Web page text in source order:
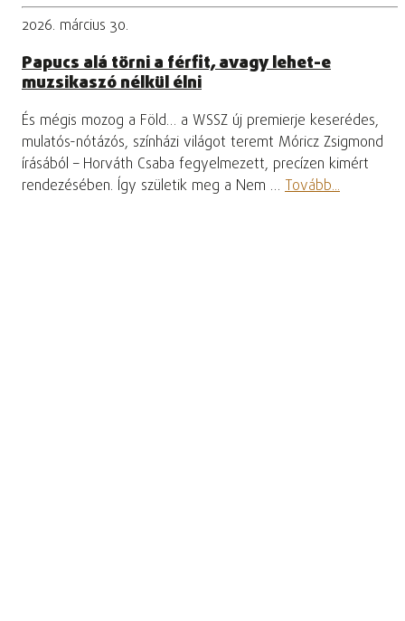
2026. március 30.
Papucs alá törni a férfit, avagy lehet-e
muzsikaszó nélkül élni
És mégis mozog a Föld… a WSSZ új premierje keserédes,
mulatós-nótázós, színházi világot teremt Móricz Zsigmond
írásából – Horváth Csaba fegyelmezett, precízen kimért
rendezésében. Így születik meg a Nem … Tovább...